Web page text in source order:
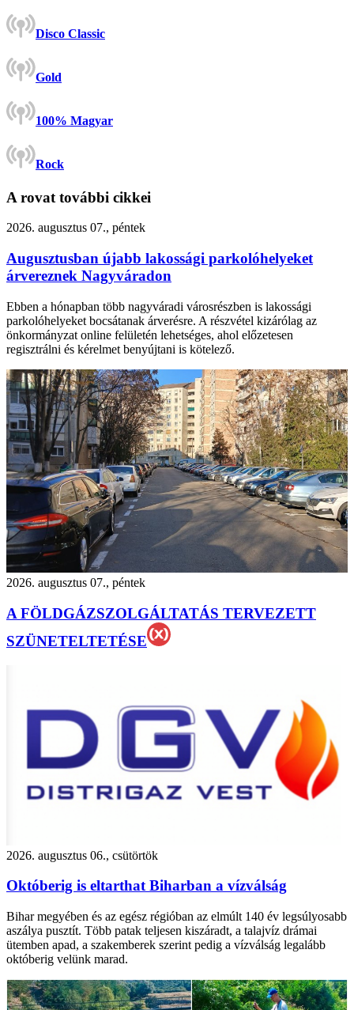
Disco Classic
Gold
100% Magyar
Rock
A rovat további cikkei
2026. augusztus 07., péntek
Augusztusban újabb lakossági parkolóhelyeket
árvereznek Nagyváradon
Ebben a hónapban több nagyváradi városrészben is lakossági
parkolóhelyeket bocsátanak árverésre. A részvétel kizárólag az
önkormányzat online felületén lehetséges, ahol előzetesen
regisztrálni és kérelmet benyújtani is kötelező.
2026. augusztus 07., péntek
A FÖLDGÁZSZOLGÁLTATÁS TERVEZETT
SZÜNETELTETÉSE
2026. augusztus 06., csütörtök
Októberig is eltarthat Biharban a vízválság
Bihar megyében és az egész régióban az elmúlt 140 év legsúlyosabb
aszálya pusztít. Több patak teljesen kiszáradt, a talajvíz drámai
ütemben apad, a szakemberek szerint pedig a vízválság legalább
októberig velünk marad.